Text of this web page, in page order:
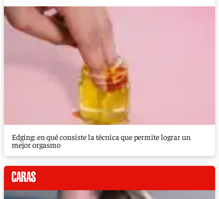
Edging: en qué consiste la técnica que permite lograr un
mejor orgasmo